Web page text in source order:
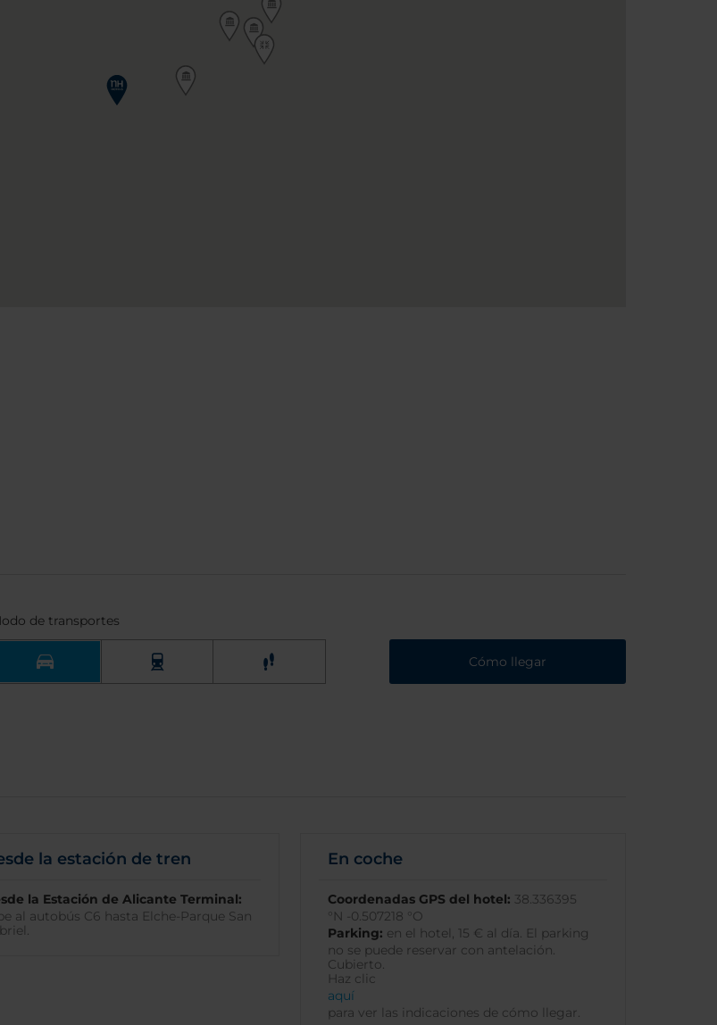
de transportes
Cómo llegar
la estación de tren
la Estación de Alicante Terminal:
al autobús C6 hasta Elche-Parque San
En coche
Coordenadas GPS del hotel: 38.336395
°N -0.507218 °O
Parking: en el hotel, 15 € al día. El parking
no se puede reservar con antelación.
Cubierto.
Haz clic
aquí
para ver las indicaciones de cómo llegar.